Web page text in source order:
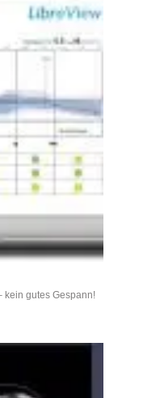
kein gutes Gespann!